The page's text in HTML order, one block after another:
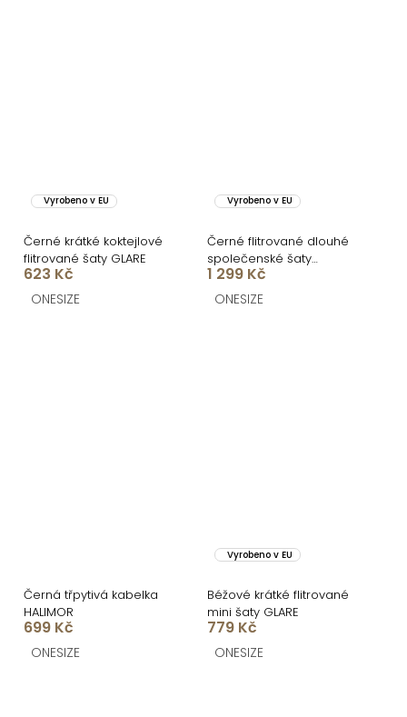
Vyrobeno v EU
Černé krátké koktejlové
flitrované šaty GLARE
623 Kč
ONESIZE
Vyrobeno v EU
Černé flitrované dlouhé
společenské šaty
MIDNIGHT
1 299 Kč
ONESIZE
Černá třpytivá kabelka
HALIMOR
699 Kč
ONESIZE
Vyrobeno v EU
Béžové krátké flitrované
mini šaty GLARE
779 Kč
ONESIZE